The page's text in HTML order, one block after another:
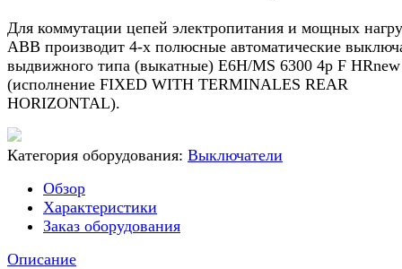
Для коммутации цепей электропитания и мощных
ABB производит 4-х полюсные автоматические
выдвижного типа (выкатные) E6H/MS 6300 4p F HRnew
(исполнение FIXED WITH TERMINALES REAR
HORIZONTAL).
Категория оборудования: Выключатели
Обзор
Характеристики
Заказ оборудования
Описание